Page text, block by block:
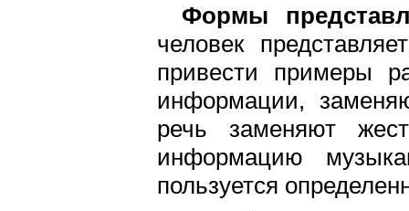
Формы
человек
привести примеры
информации,
речь заменяют
информацию
пользуется